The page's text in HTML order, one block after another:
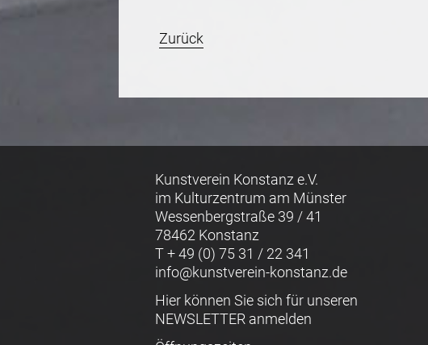
Zurück
Kunstverein Konstanz e.V.
im Kulturzentrum am Münster
Wessenbergstraße 39 / 41
78462 Konstanz
T + 49 (0) 75 31 / 22 341
info@kunstverein-konstanz.de
Hier können Sie sich für unseren
NEWSLETTER anmelden